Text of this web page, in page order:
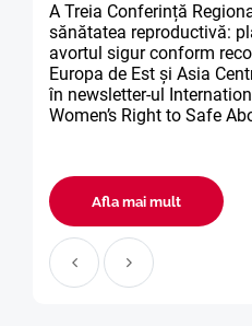
A Treia Conferință
sănătatea reproductivă:
avortul sigur conform
Europa de Est și Asia
în newsletter-ul
Women’s Right to Safe
Afla mai mult